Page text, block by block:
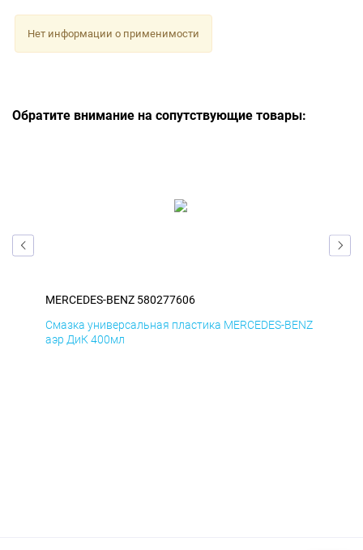
Нет информации о применимости
Обратите внимание на сопутствующие товары:
MERCEDES-BENZ 580277606
Смазка универсальная пластика MERCEDES-BENZ
аэр ДиК 400мл